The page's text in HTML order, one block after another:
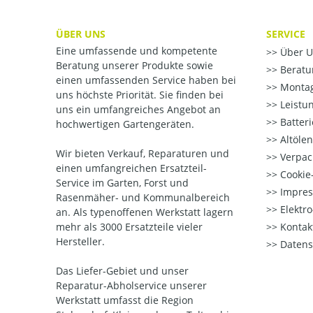
ÜBER UNS
Eine umfassende und kompetente
Beratung unserer Produkte sowie
einen umfassenden Service haben bei
uns höchste Priorität. Sie finden bei
uns ein umfangreiches Angebot an
hochwertigen Gartengeräten.
Wir bieten Verkauf, Reparaturen und
einen umfangreichen Ersatzteil-
Service im Garten, Forst und
Rasenmäher- und Kommunalbereich
an. Als typenoffenen Werkstatt lagern
mehr als 3000 Ersatzteile vieler
Hersteller.
Das Liefer-Gebiet und unser
Reparatur-Abholservice unserer
Werkstatt umfasst die Region
SERVICE
Über